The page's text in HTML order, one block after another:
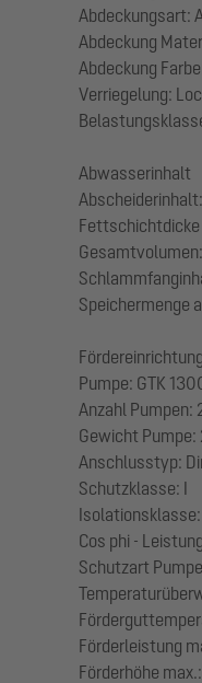
Abdeckungsart:
Abdeckung
Abdeckung
Verriegelung:
Abwasserinhalt
Fettschichtdicke
Speichermenge
Fördereinrichtung
Pumpe: GTK
Anzahl Pumpen:
Gewicht Pumpe:
Anschlusstyp:
Schutzklasse: I
Isolationsklasse:
Cos phi -
Schutzart
Förderleistung
Förderhöhe